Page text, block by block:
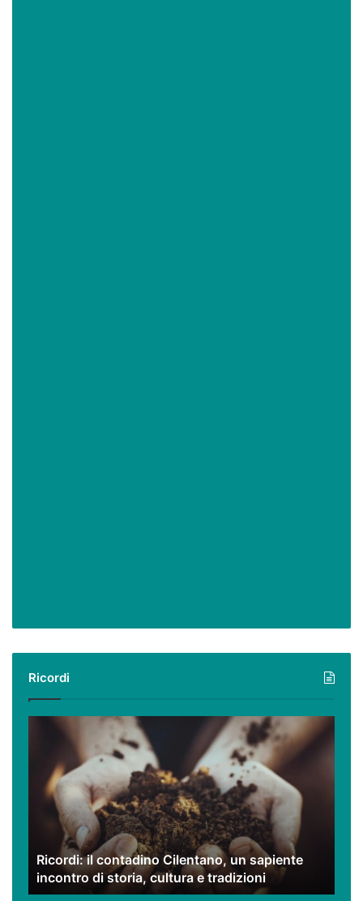
Ricordi
Cilentano,
sapiente
incontro
storia,
cultura
e
Ricordi: il contadino Cilentano, un sapiente
incontro di storia, cultura e tradizioni